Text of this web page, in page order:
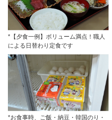
*【夕食一例】ボリューム満点！職人
による日替わり定食です
*お食事時、ご飯・納豆・韓国のり・